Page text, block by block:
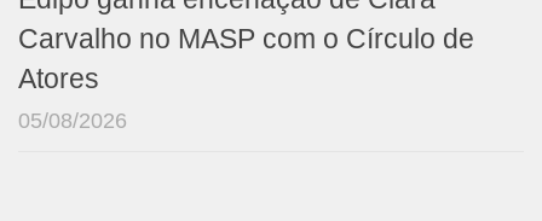
Carvalho no MASP com o Círculo de
Atores
05/08/2026